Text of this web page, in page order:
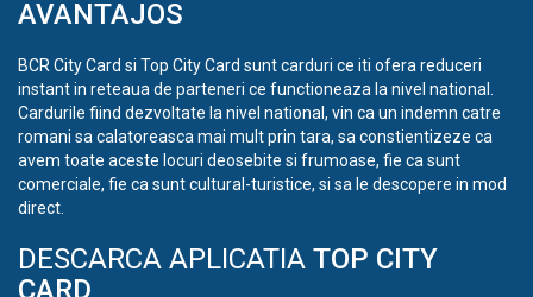
AVANTAJOS
BCR City Card si Top City Card sunt carduri ce iti ofera reduceri
instant in reteaua de parteneri ce functioneaza la nivel national.
Cardurile fiind dezvoltate la nivel national, vin ca un indemn catre
romani sa calatoreasca mai mult prin tara, sa constientizeze ca
avem toate aceste locuri deosebite si frumoase, fie ca sunt
comerciale, fie ca sunt cultural-turistice, si sa le descopere in mod
direct.
DESCARCA APLICATIA TOP CITY
CARD